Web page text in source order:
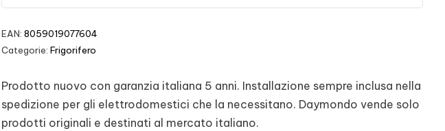
EAN: 8059019077604
Categorie: Frigorifero
Prodotto nuovo con garanzia italiana 5 anni. Installazione sempre inclusa nella
spedizione per gli elettrodomestici che la necessitano. Daymondo vende solo
prodotti originali e destinati al mercato italiano.